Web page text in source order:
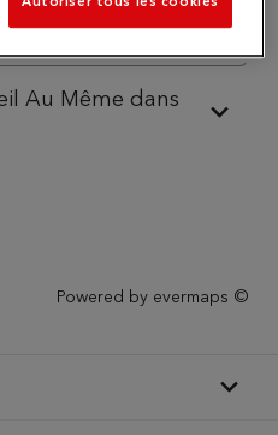
Itinéraire
Au Même dans
Powered by evermaps ©
Autoriser tous les cookies